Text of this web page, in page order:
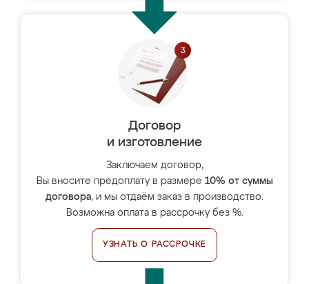
Договор
и изготовление
Заключаем договор,
Вы вносите предоплату в размере 10% от суммы
договора, и мы отдаём заказ в производство.
Возможна оплата в рассрочку без %.
УЗНАТЬ О РАССРОЧКЕ